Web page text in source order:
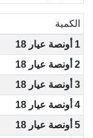
الكمية
1 أونصة عيار 18
2 أونصة عيار 18
3 أونصة عيار 18
4 أونصة عيار 18
5 أونصة عيار 18